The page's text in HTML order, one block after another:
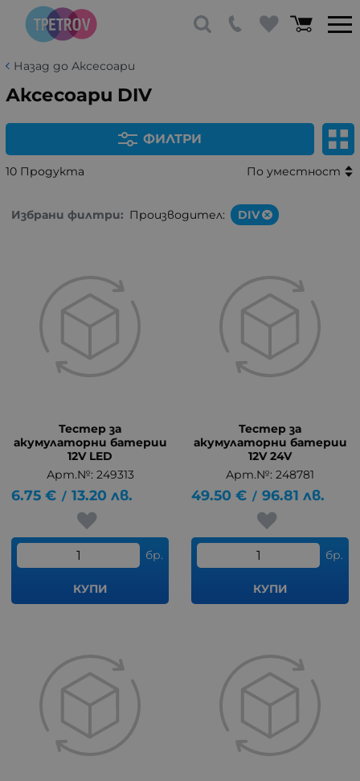
Назад до Аксесоари
Аксесоари DIV
ФИЛТРИ
10 Продукта По уместност
Избрани филтри: Производител: DIV
Тестер за
акумулаторни батерии
12V LED
Арт.№: 249313
6.75 € / 13.20 лв.
бр.
КУПИ
Тестер за
акумулаторни батерии
12V 24V
Арт.№: 248781
49.50 € / 96.81 лв.
бр.
КУПИ